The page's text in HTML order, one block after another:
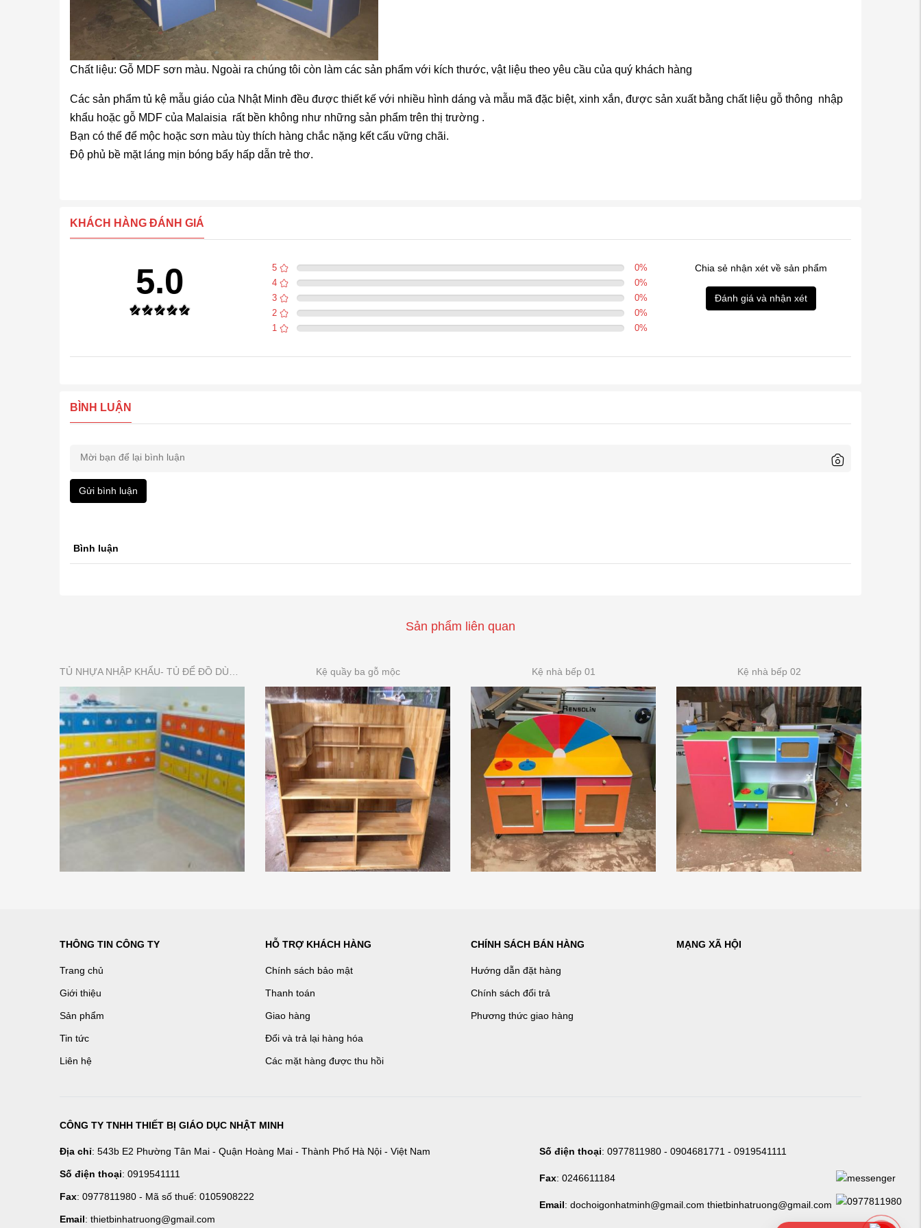
Chất liệu: Gỗ MDF sơn màu. Ngoài ra chúng tôi còn làm các sản phẩm với kích thước, vật liệu theo yêu cầu của quý khách hàng
Các sản phẩm tủ kệ mẫu giáo của Nhật Minh đều được thiết kế với nhiều hình dáng và mẫu mã đặc biệt, xinh xắn, được sản xuất bằng chất liệu gỗ thông nhập
khẩu hoặc gỗ MDF của Malaisia rất bền không như những sản phẩm trên thị trường .
Bạn có thể để mộc hoặc sơn màu tùy thích hàng chắc nặng kết cấu vững chãi.
Độ phủ bề mặt láng mịn bóng bẩy hấp dẫn trẻ thơ.
KHÁCH HÀNG ĐÁNH GIÁ
5.0 5 0%
4
0%
3
0%
2
0%
1
0%
Chia sẻ nhận xét về sản phẩm
Đánh giá và nhận xét
BÌNH LUẬN
Gửi bình luận
Bình luận
Sản phẩm liên quan
Kệ quầy ba gỗ mộc Kệ nhà bếp 01 Kệ nhà bếp 02
THÔNG TIN CÔNG TY
Trang chủ
Giới thiệu
Sản phẩm
Tin tức
Liên hệ
HỖ TRỢ KHÁCH HÀNG
Chính sách bảo mật
Thanh toán
Giao hàng
Đổi và trả lại hàng hóa
Các mặt hàng được thu hồi
CHÍNH SÁCH BÁN HÀNG
Hướng dẫn đặt hàng
Chính sách đổi trả
Phương thức giao hàng
MẠNG XÃ HỘI
CÔNG TY TNHH THIẾT BỊ GIÁO DỤC NHẬT MINH
Địa chỉ: 543b E2 Phường Tân Mai - Quận Hoàng Mai - Thành Phố Hà Nội - Việt Nam
Số điện thoại: 0919541111
Fax: 0977811980 - Mã số thuế: 0105908222
Email: thietbinhatruong@gmail.com
Số điện thoại: 0977811980 - 0904681771 - 0919541111
Fax: 0246611184
Email: dochoigonhatminh@gmail.com thietbinhatruong@gmail.com